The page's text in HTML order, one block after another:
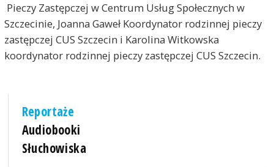
Pieczy Zastępczej w Centrum Usług Społecznych w
Szczecinie, Joanna Gaweł Koordynator rodzinnej pieczy
zastępczej CUS Szczecin i Karolina Witkowska
koordynator rodzinnej pieczy zastępczej CUS Szczecin.
Reportaże
Audiobooki
Słuchowiska